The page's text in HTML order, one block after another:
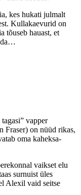
kes hukati julmalt
Kullakaevurid on
tõuseb hauast, et
vapper
Fraser) on nüüd rikas,
oma kaheksa-
vaikset elu
surnuist üles
Alexil vaid seitse